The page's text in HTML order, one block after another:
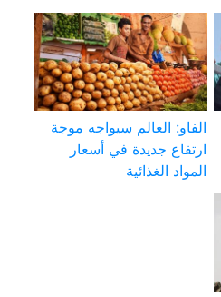
الفاو: العالم سيواجه موجة
ارتفاع جديدة في أسعار
المواد الغذائية